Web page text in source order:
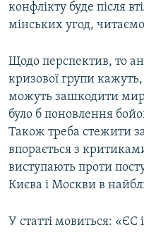
конфлікту буде після
мінських угод, читаємо
Щодо перспектив, то
кризової групи
можуть зашкодити
було б поновлення
Також треба стежити
впорається з
виступають проти
Києва і Москви в
У статті мовиться: